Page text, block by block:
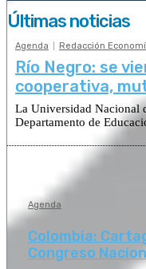
Últimas noticias
Agenda Redacción
Río Negro: se
cooperativa,
La Universidad Nacional
Departamento de
Agenda
Colombia:
Congreso